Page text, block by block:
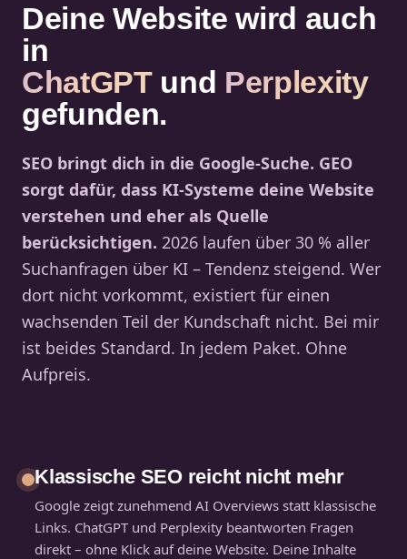
Deine Website wird auch
in
ChatGPTund Perplexity
gefunden.
SEO bringt dich in die Google-Suche. GEO
sorgt dafür, dass KI-Systeme deine Website
verstehen und eher als Quelle
berücksichtigen. 2026 laufen über 30 % aller
Suchanfragen über KI – Tendenz steigend. Wer
dort nicht vorkommt, existiert für einen
wachsenden Teil der Kundschaft nicht. Bei mir
ist beides Standard. In jedem Paket. Ohne
Aufpreis.
Klassische SEO reicht nicht mehr
Google zeigt zunehmend AI Overviews statt klassische
Links. ChatGPT und Perplexity beantworten Fragen
direkt – ohne Klick auf deine Website. Deine Inhalte